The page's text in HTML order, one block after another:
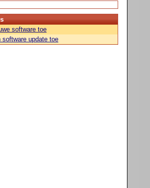
software toe
software update toe